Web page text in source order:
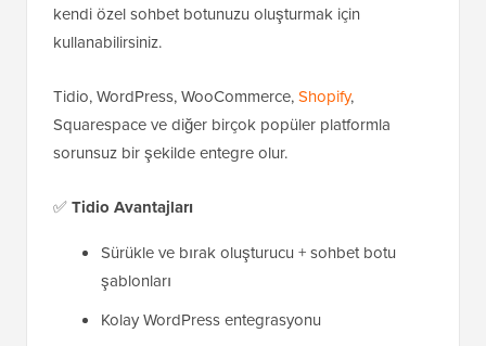
kendi özel sohbet botunuzu oluşturmak için
kullanabilirsiniz.
Tidio, WordPress, WooCommerce,Shopify,
Squarespace ve diğer birçok popüler platformla
sorunsuz bir şekilde entegre olur.
✅Tidio Avantajları
Sürükle ve bırak oluşturucu + sohbet botu
şablonları
Kolay WordPress entegrasyonu